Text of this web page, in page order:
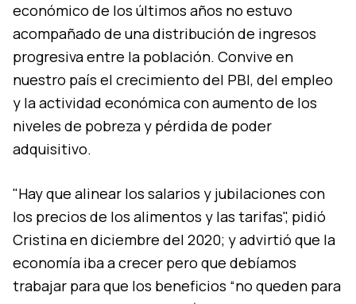
económico de los últimos años no estuvo
acompañado de una distribución de ingresos
progresiva entre la población. Convive en
nuestro país el crecimiento del PBI, del empleo
y la actividad económica con aumento de los
niveles de pobreza y pérdida de poder
adquisitivo.
"Hay que alinear los salarios y jubilaciones con
los precios de los alimentos y las tarifas", pidió
Cristina en diciembre del 2020; y advirtió que la
economía iba a crecer pero que debíamos
trabajar para que los beneficios “no queden para